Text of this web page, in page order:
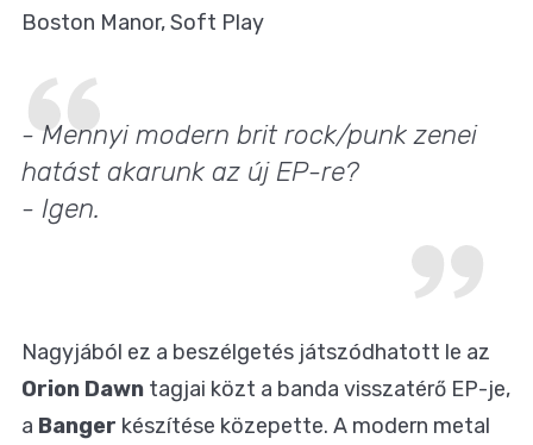
Boston Manor, Soft Play
- Mennyi modern brit rock/punk zenei
hatást akarunk az új EP-re?
- Igen.
Nagyjából ez a beszélgetés játszódhatott le az
Orion Dawn tagjai közt a banda visszatérő EP-je,
a Banger készítése közepette. A modern metal